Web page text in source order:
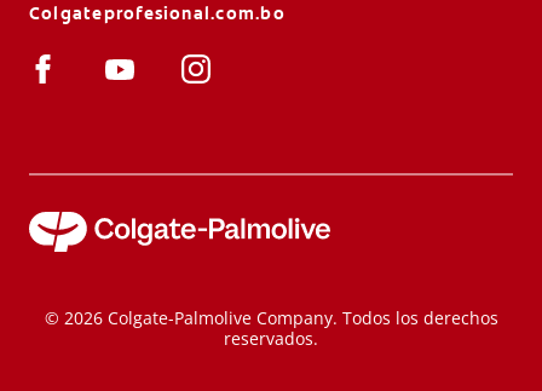
Colgateprofesional.com.bo
© 2026 Colgate-Palmolive Company. Todos los derechos
reservados.